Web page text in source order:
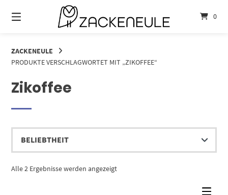
zum
0
ZACKENEULE
PRODUKTE VERSCHLAGWORTET MIT „ZIKOFFEE“
Zikoffee
Alle 2 Ergebnisse werden angezeigtNach